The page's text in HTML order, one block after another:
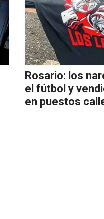
Rosario: los
el fútbol y
en puestos